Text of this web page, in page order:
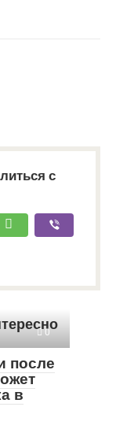
с
0
после
в